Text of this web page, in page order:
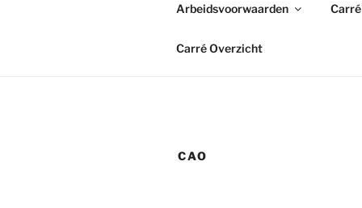
Arbeidsvoorwaarden Carré
Carré Overzicht
CAO